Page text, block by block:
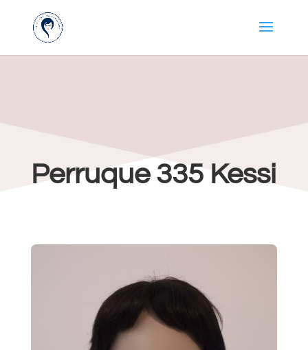
Perruque 335 Kessi